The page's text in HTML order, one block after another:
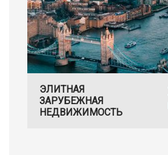
ЭЛИТНАЯ
ЗАРУБЕЖНАЯ
НЕДВИЖИМОСТЬ